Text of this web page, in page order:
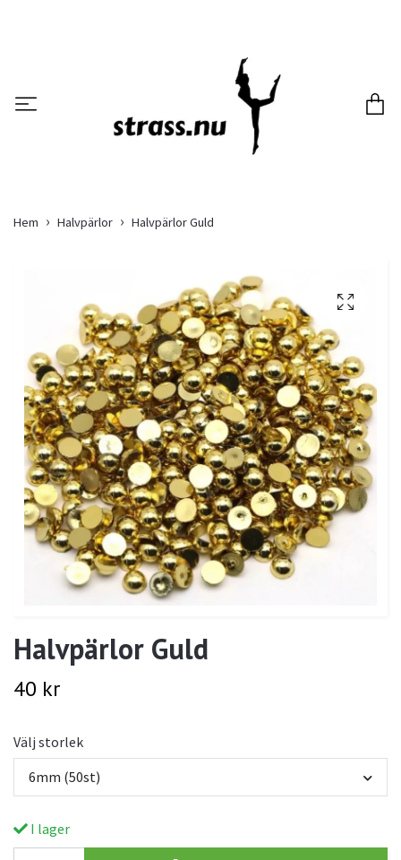
Hem Halvpärlor Halvpärlor Guld
Halvpärlor Guld
40 kr
Välj storlek
6mm (50st)
I lager